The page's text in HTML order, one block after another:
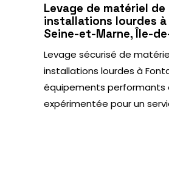
Levage de matériel
installations lourdes à
Seine-et-Marne, Île-
Levage sécurisé de
installations lourdes à
équipements performants
expérimentée pour un